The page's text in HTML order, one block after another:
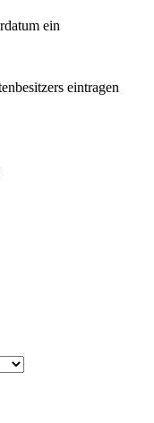
ein
eintragen